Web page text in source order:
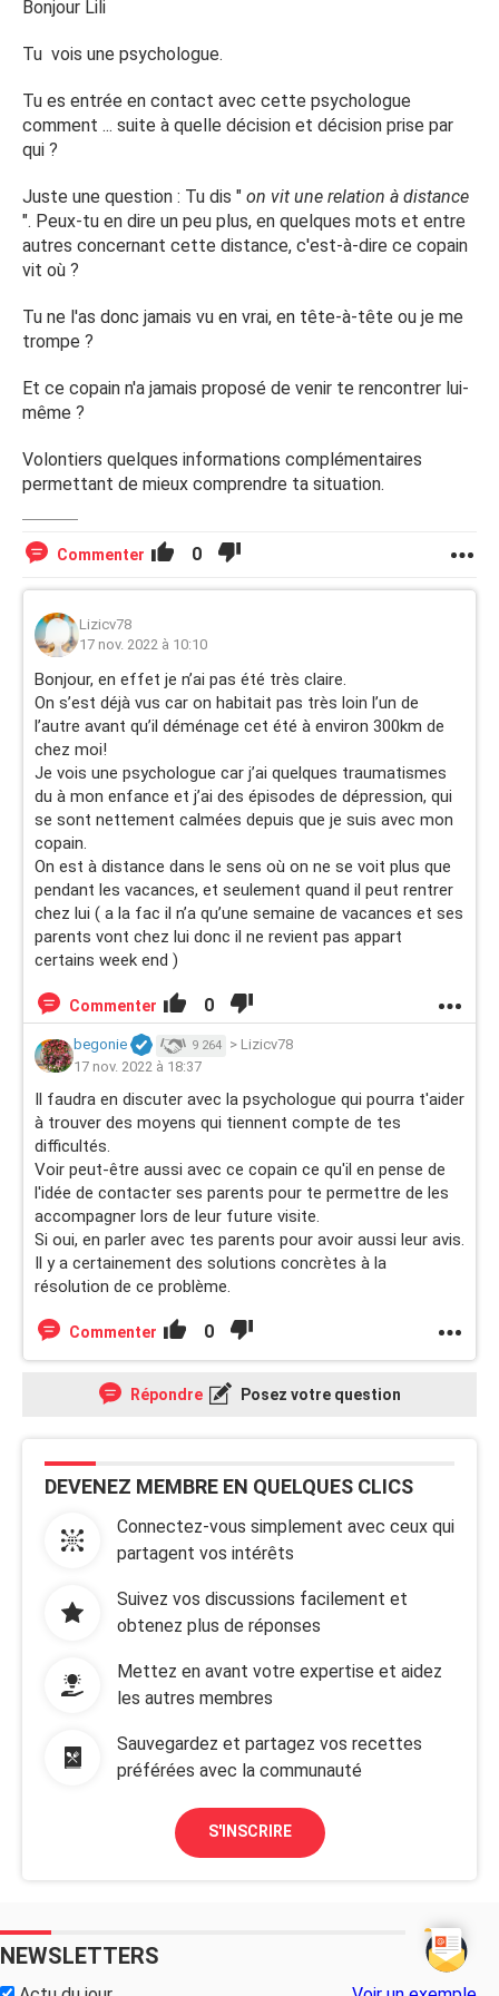
on s’est déjà séparés, le temps de réfléchir, car notre
incompréhensions des deux côtés, et je n’ai jamais été
aussi malheureuse, je ne mangeais plus, je pleurais tout le
temps, j’y pensais matin et soir et je n’avais plus goût à
Mes raisons vous paraissent certainement enfantine ou
ridicules mais honnêtement, quand je pense à une vie sans
lui je déprime, comment pourrais-je construire ma vie sans
lui ? Tomber amoureuse de quelqu’un d’autre ? Vivre en
quelqu’un d’autre ? Ça me parait impossible, j’essaye de
me convaincre de ne pas le faire en pensant à mes
vaut le coup d’être vécue sans lui, je suis vraiment
profondément amoureuse on a vécu beaucoup ensemble,
états, mais il a toujours été là pour moi ! Bref, donc
j’aimerai savoir si certains d’entre vous sont déjà passés
distance, une dépression suite à une séparation, ou si vous
avez des conseils à me donner pour ne pas le faire, car je
suis humaine, j’ai tout de meme peur de la mort et je ne
veux pas faire du mal à mon entourage, je sais que mes
parents seraient profondément blessés…
Merci de m’avoir lu, pour info, je vois une psychologue
mais je n’arrive pas à lui dire clairement ce que je ressens
car j’ai peur d’aller en hôpital psychiatrique a cause de ces
tendances suicidaires…
Bonjour Lili
Tu vois une psychologue.
Tu es entrée en contact avec cette psychologue
comment ... suite à quelle décision et décision prise par
qui ?
Juste une question : Tu dis " on vit une relation à distance
". Peux-tu en dire un peu plus, en quelques mots et entre
autres concernant cette distance, c'est-à-dire ce copain
vit où ?
Tu ne l'as donc jamais vu en vrai, en tête-à-tête ou je me
trompe ?
Et ce copain n'a jamais proposé de venir te rencontrer lui-
même ?
Volontiers quelques informations complémentaires
permettant de mieux comprendre ta situation.
Commenter 0
Lizicv78
17 nov. 2022 à 10:10
Bonjour, en effet je n’ai pas été très claire.
On s’est déjà vus car on habitait pas très loin l’un de
l’autre avant qu’il déménage cet été à environ 300km de
chez moi!
Je vois une psychologue car j’ai quelques traumatismes
du à mon enfance et j’ai des épisodes de dépression, qui
se sont nettement calmées depuis que je suis avec mon
copain.
On est à distance dans le sens où on ne se voit plus que
pendant les vacances, et seulement quand il peut rentrer
chez lui ( a la fac il n’a qu’une semaine de vacances et ses
parents vont chez lui donc il ne revient pas appart
certains week end )
Commenter 0
begonie 9 264 > Lizicv78
17 nov. 2022 à 18:37
Il faudra en discuter avec la psychologue qui pourra t'aider
à trouver des moyens qui tiennent compte de tes
difficultés.
Voir peut-être aussi avec ce copain ce qu'il en pense de
l'idée de contacter ses parents pour te permettre de les
accompagner lors de leur future visite.
Si oui, en parler avec tes parents pour avoir aussi leur avis.
Il y a certainement des solutions concrètes à la
résolution de ce problème.
Commenter 0
Répondre Posez votre question
DEVENEZ MEMBRE EN QUELQUES CLICS
Connectez-vous simplement avec ceux qui
partagent vos intérêts
Suivez vos discussions facilement et
obtenez plus de réponses
Mettez en avant votre expertise et aidez
les autres membres
Sauvegardez et partagez vos recettes
préférées avec la communauté
S'INSCRIRE
NEWSLETTERS